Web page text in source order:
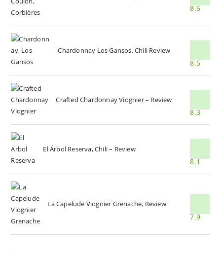
8.6
Chardonnay Los Gansos, Chili Review
8.5
Crafted Chardonnay Viognier – Review
8.3
El Árbol Reserva, Chili – Review
8.1
La Capelude Viognier Grenache, Review
7.9